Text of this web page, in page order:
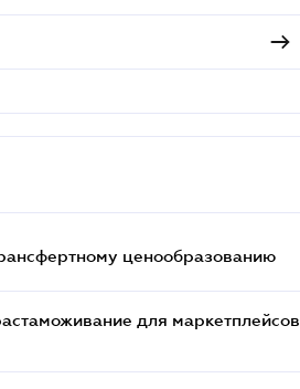
ценообразованию
для маркетплейсов